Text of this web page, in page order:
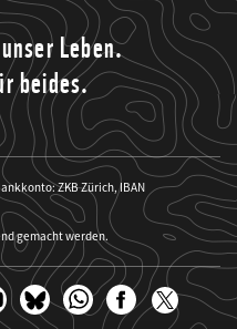
Leben.
beides.
ZKB Zürich, IBAN
gemacht werden.